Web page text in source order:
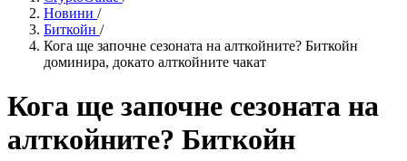
Новини /
Биткойн /
Кога ще започне сезоната на алткойните? Биткойн
доминира, докато алткойните чакат
Кога ще започне сезоната на
алткойните? Биткойн